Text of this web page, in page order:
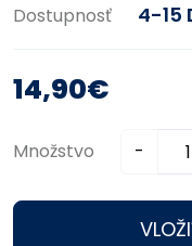
Dostupnosť 4-15
14,90€
Množstvo -